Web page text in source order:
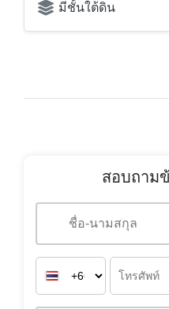
มีชั้นใต้ดิน
สอบถาม